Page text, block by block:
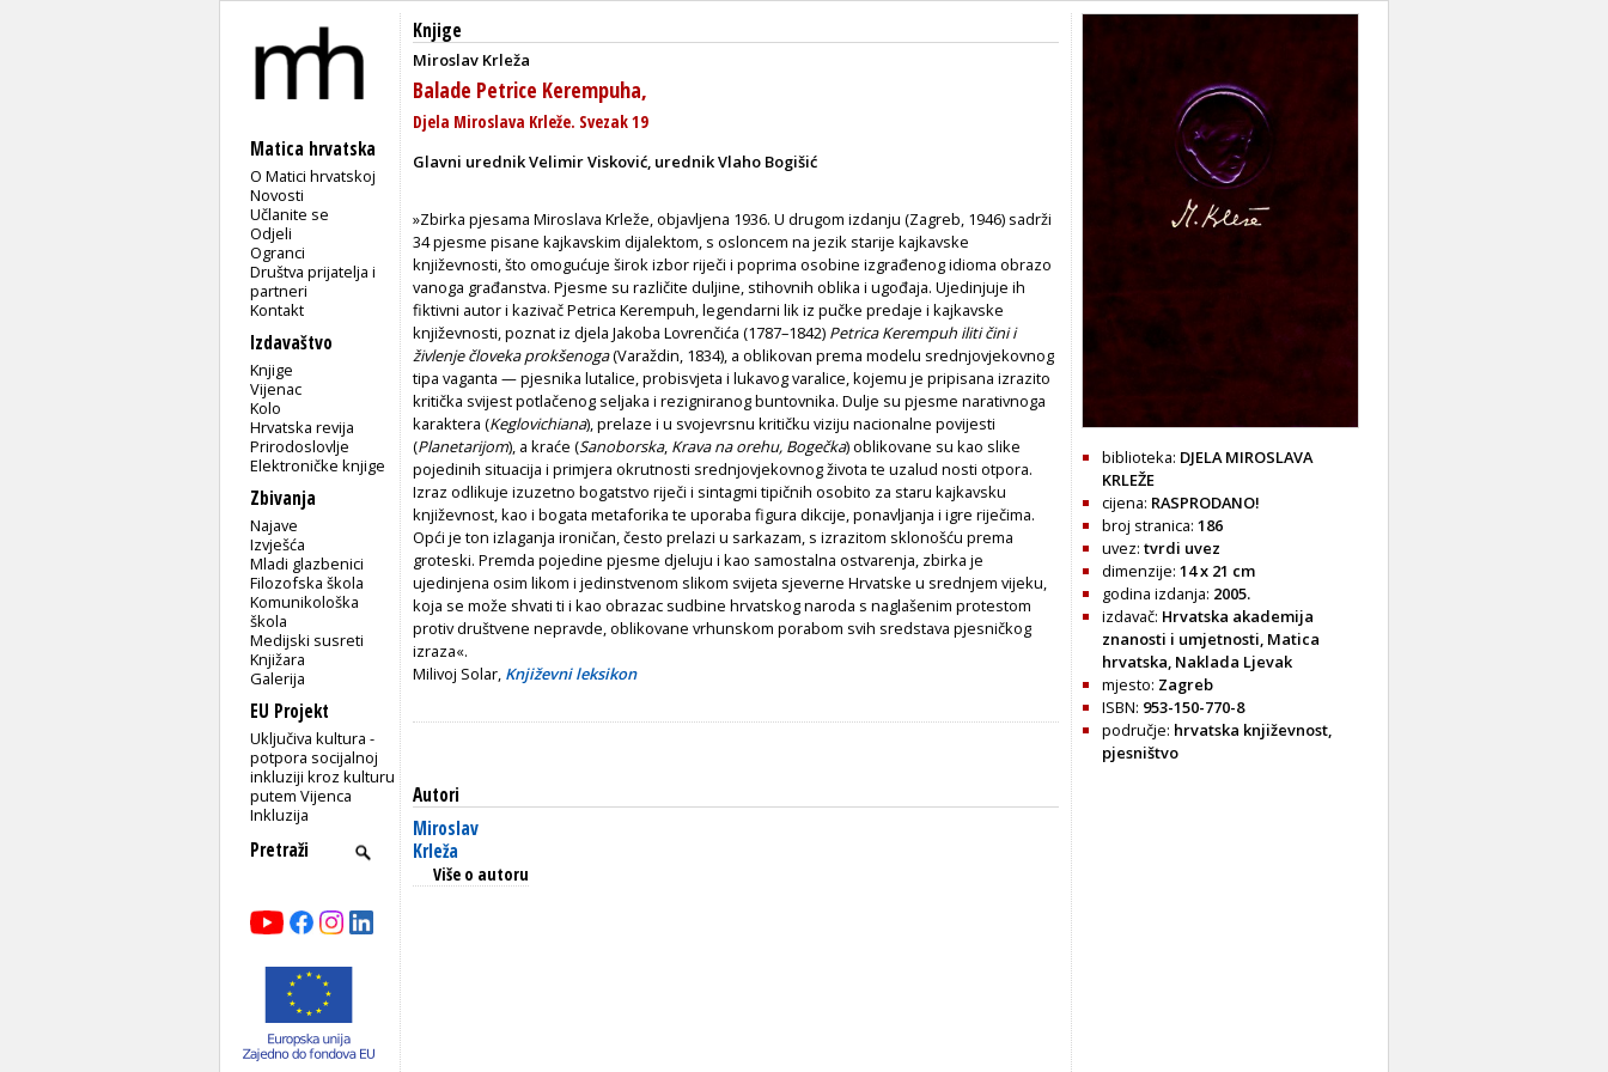
Matica hrvatska
O Matici hrvatskoj
Novosti
Učlanite se
Odjeli
Ogranci
Društva prijatelja i
partneri
Kontakt
Izdavaštvo
Knjige
Vijenac
Kolo
Hrvatska revija
Prirodoslovlje
Elektroničke knjige
Zbivanja
Najave
Izvješća
Mladi glazbenici
Filozofska škola
Komunikološka
škola
Medijski susreti
Knjižara
Galerija
EU Projekt
Uključiva kultura -
potpora socijalnoj
inkluziji kroz kulturu
putem Vijenca
Inkluzija
Knjige
Miroslav Krleža
Balade Petrice Kerempuha,
Djela Miroslava Krleže. Svezak 19
Glavni urednik Velimir Visković, urednik Vlaho Bogišić
»Zbirka pjesama Miroslava Krleže, objavljena 1936. U drugom izdanju (Zagreb, 1946) sadrži
34 pjesme pisane kajkavskim dijalektom, s osloncem na jezik starije kajkavske
književnosti, što omogućuje širok izbor riječi i poprima osobine izgrađenog idioma obrazo
vanoga građanstva. Pjesme su različite duljine, stihovnih oblika i ugođaja. Ujedinjuje ih
fiktivni autor i kazivač Petrica Kerempuh, legendarni lik iz pučke predaje i kajkavske
književnosti, poznat iz djela Jakoba Lovrenčića (1787–1842) Petrica Kerempuh iliti čini i
živlenje človeka prokšenoga(Varaždin, 1834), a oblikovan prema modelu srednjovjekovnog
tipa vaganta — pjesnika lutalice, probisvjeta i lukavog varalice, kojemu je pripisana izrazito
kritička svijest potlačenog seljaka i rezigniranog buntovnika. Dulje su pjesme narativnoga
karaktera (Keglovichiana), prelaze i u svojevrsnu kritičku viziju nacionalne povijesti
(Planetarijom), a kraće (Sanoborska, Krava na orehu, Bogečka) oblikovane su kao slike
pojedinih situacija i primjera okrutnosti srednjovjekovnog života te uzalud nosti otpora.
Izraz odlikuje izuzetno bogatstvo riječi i sintagmi tipičnih osobito za staru kajkavsku
književnost, kao i bogata metaforika te uporaba figura dikcije, ponavljanja i igre riječima.
Opći je ton izlaganja ironičan, često prelazi u sarkazam, s izrazitom sklonošću prema
groteski. Premda pojedine pjesme djeluju i kao samostalna ostvarenja, zbirka je
ujedinjena osim likom i jedinstvenom slikom svijeta sjeverne Hrvatske u srednjem vijeku,
koja se može shvati ti i kao obrazac sudbine hrvatskog naroda s naglašenim protestom
protiv društvene nepravde, oblikovane vrhunskom porabom svih sredstava pjesničkog
izraza«.
Milivoj Solar, Književni leksikon
Autori
Miroslav
Krleža
Više o autoru
biblioteka: DJELA MIROSLAVA
KRLEŽE
cijena: RASPRODANO!
broj stranica: 186
uvez: tvrdi uvez
dimenzije: 14 x 21 cm
godina izdanja: 2005.
izdavač: Hrvatska akademija
znanosti i umjetnosti, Matica
hrvatska, Naklada Ljevak
mjesto: Zagreb
ISBN: 953-150-770-8
područje: hrvatska književnost,
pjesništvo